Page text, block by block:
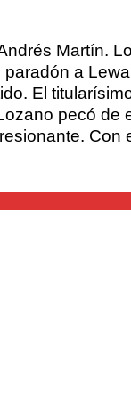
Martín.
a
El
pecó